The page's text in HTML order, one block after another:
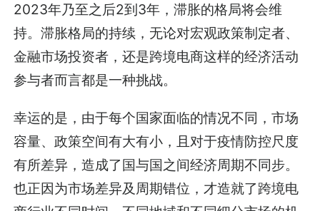
2023年乃至之后2到3年，滞胀的格局将会维
持。滞胀格局的持续，无论对宏观政策制定者、
金融市场投资者，还是跨境电商这样的经济活动
参与者而言都是一种挑战。
幸运的是，由于每个国家面临的情况不同，市场
容量、政策空间有大有小，且对于疫情防控尺度
有所差异，造成了国与国之间经济周期不同步。
也正因为市场差异及周期错位，才造就了跨境电